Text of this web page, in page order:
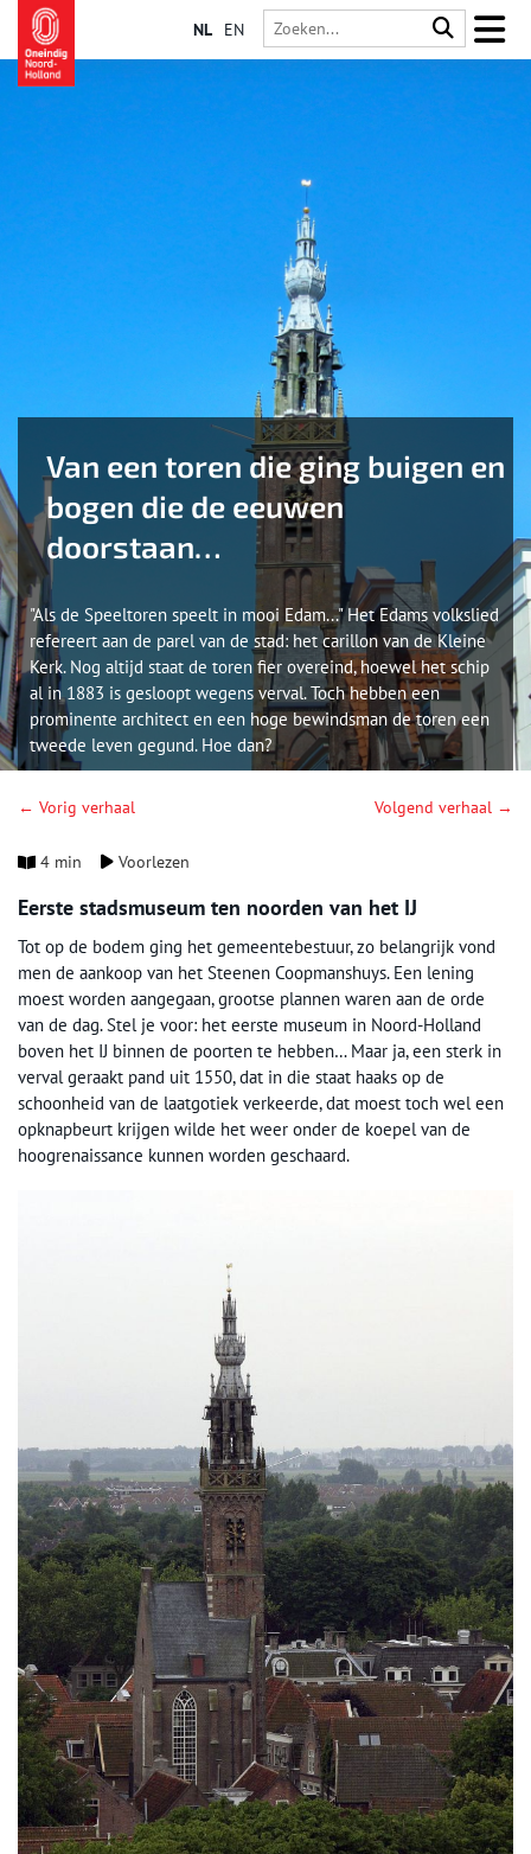
NL EN
Van een toren die ging buigen en
bogen die de eeuwen
doorstaan…
"Als de Speeltoren speelt in mooi Edam..." Het Edams volkslied
refereert aan de parel van de stad: het carillon van de Kleine
Kerk. Nog altijd staat de toren fier overeind, hoewel het schip
al in 1883 is gesloopt wegens verval. Toch hebben een
prominente architect en een hoge bewindsman de toren een
tweede leven gegund. Hoe dan?
← Vorig verhaal Volgend verhaal →
4 min Voorlezen
Eerste stadsmuseum ten noorden van het IJ
Tot op de bodem ging het gemeentebestuur, zo belangrijk vond
men de aankoop van het Steenen Coopmanshuys. Een lening
moest worden aangegaan, grootse plannen waren aan de orde
van de dag. Stel je voor: het eerste museum in Noord-Holland
boven het IJ binnen de poorten te hebben… Maar ja, een sterk in
verval geraakt pand uit 1550, dat in die staat haaks op de
schoonheid van de laatgotiek verkeerde, dat moest toch wel een
opknapbeurt krijgen wilde het weer onder de koepel van de
hoogrenaissance kunnen worden geschaard.